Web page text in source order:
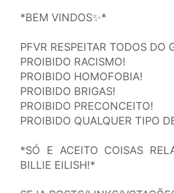
*BEM VINDOS✨*
PFVR RESPEITAR TODOS DO
PROIBIDO RACISMO!
PROIBIDO HOMOFOBIA!
PROIBIDO BRIGAS!
PROIBIDO PRECONCEITO!
PROIBIDO QUALQUER TIPO
*SÓ E ACEITO COISAS
BILLIE EILISH!*